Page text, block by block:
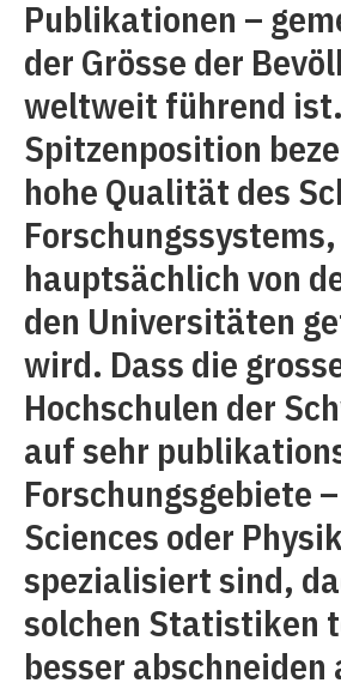
Publikationen –
der Grösse der
weltweit führend
Spitzenposition
hohe Qualität des
hauptsächlich von
den Universitäten
wird. Dass die
Hochschulen der
auf sehr
Forschungsgebiete
Sciences oder
spezialisiert sind,
solchen Statistiken
besser abschneiden